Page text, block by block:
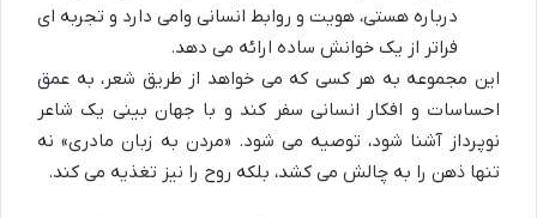
درباره هستی، هویت و روابط انسانی وامی دارد و تجربه ای
فراتر از یک خوانش ساده ارائه می دهد.
این مجموعه به هر کسی که می خواهد از طریق شعر، به عمق
احساسات و افکار انسانی سفر کند و با جهان بینی یک شاعر
نوپرداز آشنا شود، توصیه می شود. «مردن به زبان مادری» نه
تنها ذهن را به چالش می کشد، بلکه روح را نیز تغذیه می کند.